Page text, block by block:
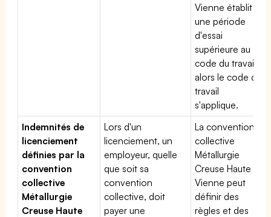
Vienne établit
une période
d'essai
supérieure au
code du travail,
alors le code du
travail
s'applique.
Indemnités de
licenciement
définies par la
convention
collective
Métallurgie
Creuse Haute
Lors d'un
licenciement, un
employeur, quelle
que soit sa
convention
collective, doit
payer une
La convention
collective
Métallurgie
Creuse Haute
Vienne peut
définir des
règles et des